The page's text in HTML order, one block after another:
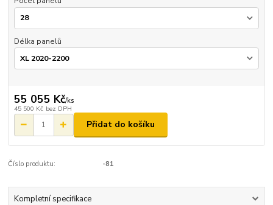
Délka panelů
55 055 Kč/ks
45 500 Kč bez DPH
Přidat do košíku
Číslo produktu: -81
Kompletní specifikace